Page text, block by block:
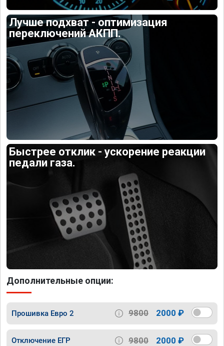
Лучше подхват - оптимизация
переключений АКПП.
Быстрее отклик - ускорение реакции
педали газа.
Дополнительные опции:
Прошивка Евро 2 9800 2000 ₽
Отключение ЕГР 9800 2000 ₽